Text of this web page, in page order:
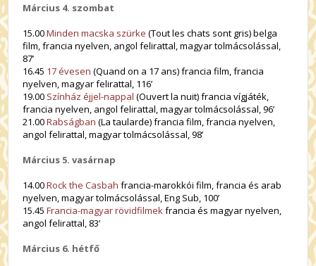
Március 4. szombat
15.00Minden macska szürke (Tout les chats sont gris) belga
film, francia nyelven, angol felirattal, magyar tolmácsolással,
87’
16.45 17 évesen (Quand on a 17 ans) francia film, francia
nyelven, magyar felirattal, 116’
19.00 Színház éjjel-nappal (Ouvert la nuit) francia vígjáték,
francia nyelven, angol felirattal, magyar tolmácsolással, 96’
21.00Rabságban (La taularde) francia film, francia nyelven,
angol felirattal, magyar tolmácsolással, 98’
Március 5. vasárnap
14.00Rock the Casbah francia-marokkói film, francia és arab
nyelven, magyar tolmácsolással, Eng Sub, 100’
15.45Francia-magyar rövidfilmekfrancia és magyar nyelven,
angol felirattal, 83’
Március 6. hétfő